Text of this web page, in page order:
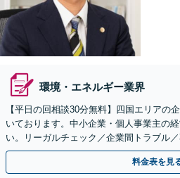
環境・エネルギー業界
【平日の回相談30分無料】四国エリアの
いております。中小企業・個人事業主の
い。リーガルチェック／企業間トラブル
【夜間・休日相談可】【個室完備】【瓦
料金表を見